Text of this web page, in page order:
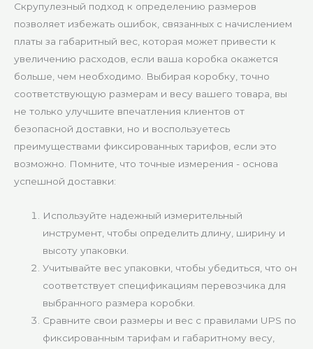
Скрупулезный подход к определению размеров
позволяет избежать ошибок, связанных с начислением
платы за габаритный вес, которая может привести к
увеличению расходов, если ваша коробка окажется
больше, чем необходимо. Выбирая коробку, точно
соответствующую размерам и весу вашего товара, вы
не только улучшите впечатления клиентов от
безопасной доставки, но и воспользуетесь
преимуществами фиксированных тарифов, если это
возможно. Помните, что точные измерения - основа
успешной доставки:
Используйте надежный измерительный
инструмент, чтобы определить длину, ширину и
высоту упаковки.
Учитывайте вес упаковки, чтобы убедиться, что он
соответствует спецификациям перевозчика для
выбранного размера коробки.
Сравните свои размеры и вес с правилами UPS по
фиксированным тарифам и габаритному весу,